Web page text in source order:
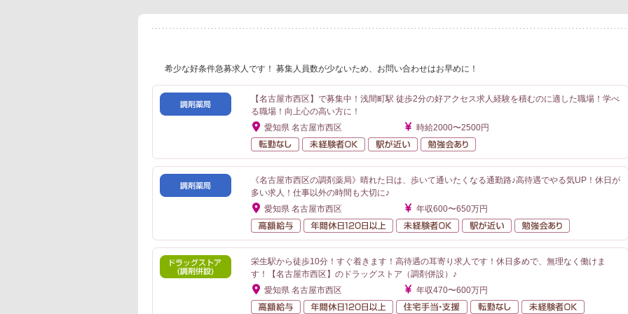
希少な好条件急募求人です！ 募集人員数が少ないため、お問い合わせはお早めに！
【名古屋市西区】で募集中！浅間町駅 徒歩2分の好アクセス求人経験を積むのに適した職場！学べ
る職場！向上心の高い方に！
愛知県 名古屋市西区
時給2000〜2500円
転勤なし
未経験者OK 駅が近い
《名古屋市西区の調剤薬局》晴れた日は、歩いて通いたくなる通勤路♪高待遇でやる気UP！休日が
多い求人！仕事以外の時間も大切に♪
愛知県 名古屋市西区
年収600〜650万円
高額給与
年間休日120日以上 未経験者OK 駅が近い
栄生駅から徒歩10分！すぐ着きます！高待遇の耳寄り求人です！休日多めで、無理なく働けま
す！【名古屋市西区】のドラッグストア（調剤併設）♪
愛知県 名古屋市西区
年収470〜600万円
高額給与
年間休日120日以上 住宅手当・支援 転勤なし